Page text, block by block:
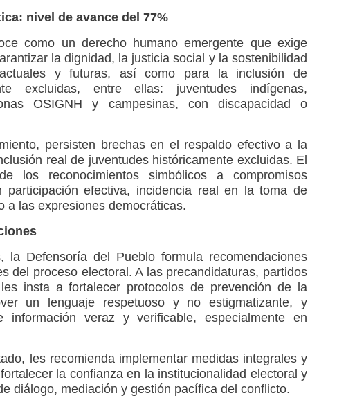
nivel de avance del 77%
como un derecho humano emergente que exige
la dignidad, la justicia social y la sostenibilidad
y futuras, así como para la inclusión de
excluidas, entre ellas: juventudes indígenas,
OSIGNH y campesinas, con discapacidad o
persisten brechas en el respaldo efectivo a la
real de juventudes históricamente excluidas. El
los reconocimientos simbólicos a compromisos
participación efectiva, incidencia real en la toma de
a las expresiones democráticas.
la Defensoría del Pueblo formula recomendaciones
del proceso electoral. A las precandidaturas, partidos
insta a fortalecer protocolos de prevención de la
un lenguaje respetuoso y no estigmatizante, y
información veraz y verificable, especialmente en
les recomienda implementar medidas integrales y
la confianza en la institucionalidad electoral y
diálogo, mediación y gestión pacífica del conflicto.